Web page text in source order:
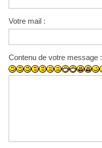
Votre mail :
Contenu de votre message :